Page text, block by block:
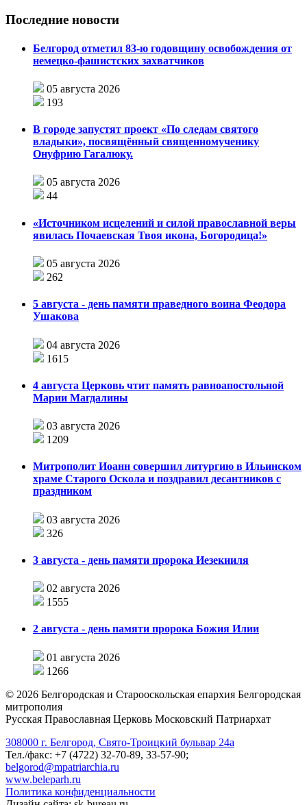
Последние новости
Белгород отметил 83-ю годовщину освобождения от
немецко-фашистских захватчиков
05 августа 2026
193
В городе запустят проект «По следам святого
владыки», посвящённый священномученику
Онуфрию Гагалюку.
05 августа 2026
44
«Источником исцелений и силой православной веры
явилась Почаевская Твоя икона, Богородица!»
05 августа 2026
262
5 августа - день памяти праведного воина Феодора
Ушакова
04 августа 2026
1615
4 августа Церковь чтит память равноапостольной
Марии Магдалины
03 августа 2026
1209
Митрополит Иоанн совершил литургию в Ильинском
храме Старого Оскола и поздравил десантников с
праздником
03 августа 2026
326
3 августа - день памяти пророка Иезекииля
02 августа 2026
1555
2 августа - день памяти пророка Божия Илии
01 августа 2026
1266
© 2026 Белгородская и Старооскольская епархия Белгородская
митрополия
Русская Православная Церковь Московский Патриархат
308000 г. Белгород, Свято-Троицкий бульвар 24а
Тел./факс: +7 (4722) 32-70-89, 33-57-90;
belgorod@mpatriarchia.ru
www.beleparh.ru
Политика конфиденциальности